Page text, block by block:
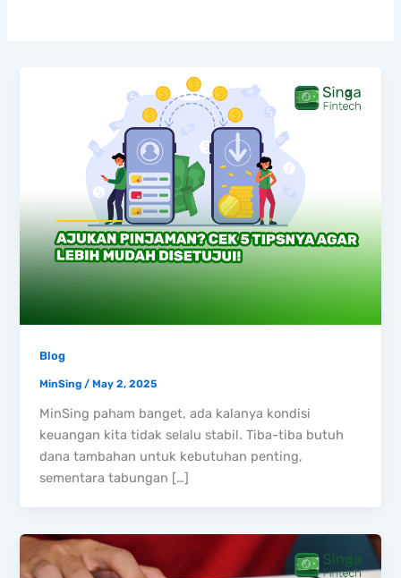
Blog
MinSing /May 2, 2025
MinSing paham banget, ada kalanya kondisi
keuangan kita tidak selalu stabil. Tiba-tiba butuh
dana tambahan untuk kebutuhan penting,
sementara tabungan […]